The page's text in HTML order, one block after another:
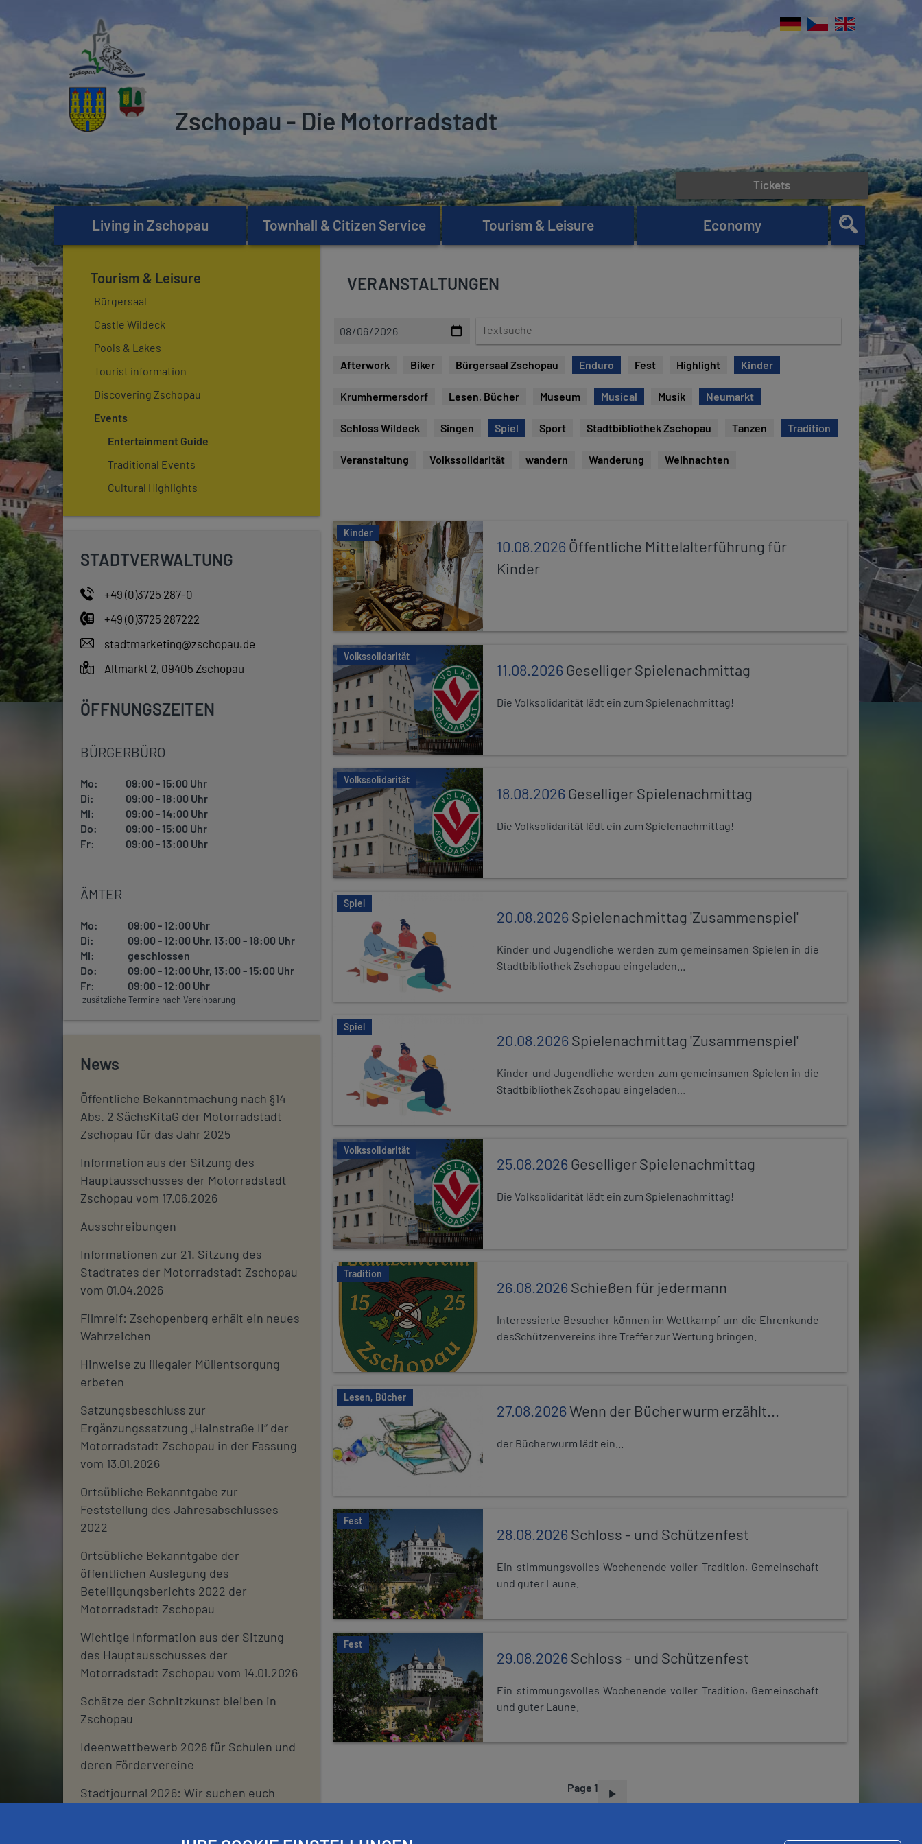
Zschopau - Die Motorradstadt
Living in Zschopau Townhall & Citizen Service Tourism & Leisure Economy
Tickets
Tourism & Leisure
Bürgersaal
Castle Wildeck
Pools & Lakes
Tourist information
Discovering Zschopau
Events
Entertainment Guide
Traditional Events
Cultural Highlights
STADTVERWALTUNG
+49 (0)3725 287-0
+49 (0)3725 287222
stadtmarketing@zschopau.de
Altmarkt 2, 09405 Zschopau
ÖFFNUNGSZEITEN
BÜRGERBÜRO
Mo:
09:00 - 15:00 Uhr
Di:
09:00 - 18:00 Uhr
Mi:
09:00 - 14:00 Uhr
Do:
09:00 - 15:00 Uhr
Fr:
09:00 - 13:00 Uhr
ÄMTER
Mo:
09:00 - 12:00 Uhr
Di:
09:00 - 12:00 Uhr, 13:00 - 18:00 Uhr
Mi:
geschlossen
Do:
09:00 - 12:00 Uhr, 13:00 - 15:00 Uhr
Fr:
09:00 - 12:00 Uhr
zusätzliche Termine nach Vereinbarung
News
Öffentliche Bekanntmachung nach §14
Abs. 2 SächsKitaG der Motorradstadt
Zschopau für das Jahr 2025
Information aus der Sitzung des
Hauptausschusses der Motorradstadt
Zschopau vom 17.06.2026
Ausschreibungen
Informationen zur 21. Sitzung des
Stadtrates der Motorradstadt Zschopau
vom 01.04.2026
Filmreif: Zschopenberg erhält ein neues
Wahrzeichen
Hinweise zu illegaler Müllentsorgung
erbeten
Satzungsbeschluss zur
Ergänzungssatzung „Hainstraße II“ der
Motorradstadt Zschopau in der Fassung
vom 13.01.2026
Ortsübliche Bekanntgabe zur
Feststellung des Jahresabschlusses
2022
Ortsübliche Bekanntgabe der
öffentlichen Auslegung des
Beteiligungsberichts 2022 der
Motorradstadt Zschopau
Wichtige Information aus der Sitzung
des Hauptausschusses der
Motorradstadt Zschopau vom 14.01.2026
Schätze der Schnitzkunst bleiben in
Zschopau
Ideenwettbewerb 2026 für Schulen und
deren Fördervereine
Stadtjournal 2026: Wir suchen euch
VERANSTALTUNGEN
t
u
Afterwork Biker Bürgersaal Zschopau Enduro Fest Highlight Kinder
Krumhermersdorf Lesen, Bücher Museum Musical Musik Neumarkt
Schloss Wildeck Singen Spiel Sport Stadtbibliothek Zschopau Tanzen Tradition
Veranstaltung Volkssolidarität wandern Wanderung Weihnachten
Kinder
10.08.2026Öffentliche Mittelalterführung für
Kinder
Volkssolidarität
11.08.2026Geselliger Spielenachmittag
Die Volksolidarität lädt ein zum Spielenachmittag!
Volkssolidarität
18.08.2026Geselliger Spielenachmittag
Die Volksolidarität lädt ein zum Spielenachmittag!
Spiel
20.08.2026Spielenachmittag 'Zusammenspiel'
Kinder und Jugendliche werden zum gemeinsamen Spielen in die
Stadtbibliothek Zschopau eingeladen...
Spiel
20.08.2026Spielenachmittag 'Zusammenspiel'
Kinder und Jugendliche werden zum gemeinsamen Spielen in die
Stadtbibliothek Zschopau eingeladen...
Volkssolidarität
25.08.2026Geselliger Spielenachmittag
Die Volksolidarität lädt ein zum Spielenachmittag!
Tradition
26.08.2026Schießen für jedermann
Interessierte Besucher können im Wettkampf um die Ehrenkunde
desSchützenvereins ihre Treffer zur Wertung bringen.
Lesen, Bücher
27.08.2026Wenn der Bücherwurm erzählt...
der Bücherwurm lädt ein...
Fest
28.08.2026Schloss - und Schützenfest
Ein stimmungsvolles Wochenende voller Tradition, Gemeinschaft
und guter Laune.
Fest
29.08.2026Schloss - und Schützenfest
Ein stimmungsvolles Wochenende voller Tradition, Gemeinschaft
und guter Laune.
P
G
Page 1